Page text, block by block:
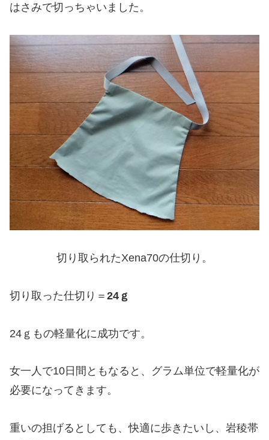
はさみで切っちゃいました。
切り取られたXena70の仕切り。
切り取った仕切り＝ 24ｇ
24ｇもの軽量化に成功です。
女一人で10日間ともなると、グラム単位で軽量化が
必要になってきます。
重いの担げるとしても、快適に歩きたいし、岩稜帯